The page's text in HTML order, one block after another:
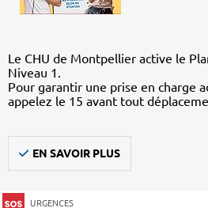
Le CHU de Montpellier active le
Niveau 1.
Pour garantir une prise en charge
appelez le 15 avant tout
EN SAVOIR PLUS
URGENCES